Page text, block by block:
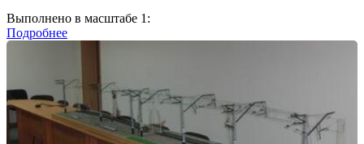
Выполнено в масштабе 1:
Подробнее